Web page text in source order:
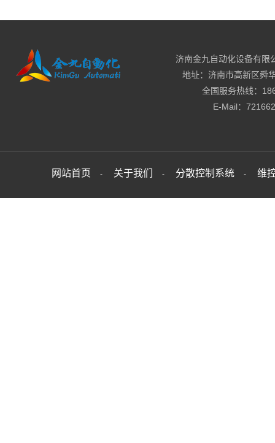
济南金九自动化设备有限
地址：济南市高新区舜
全国服务热线：
E-Mail：
网站首页 - 关于我们 - 分散控制系统 - 维